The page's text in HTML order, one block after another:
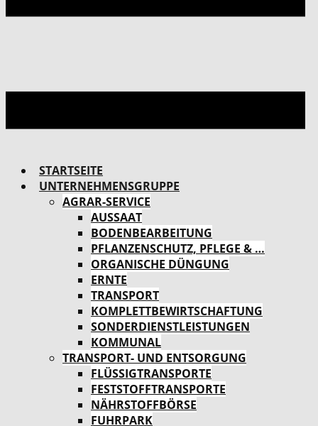
STARTSEITE
UNTERNEHMENSGRUPPE
AGRAR-SERVICE
AUSSAAT
BODENBEARBEITUNG
PFLANZENSCHUTZ, PFLEGE & …
ORGANISCHE DÜNGUNG
ERNTE
TRANSPORT
KOMPLETTBEWIRTSCHAFTUNG
SONDERDIENSTLEISTUNGEN
KOMMUNAL
TRANSPORT- UND ENTSORGUNG
FLÜSSIGTRANSPORTE
FESTSTOFFTRANSPORTE
NÄHRSTOFFBÖRSE
FUHRPARK